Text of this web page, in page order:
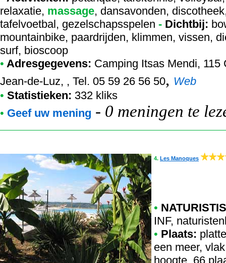
relaxatie, massage, dansavonden,
tafelvoetbal, gezelschapsspelen - Dichtbij:
mountainbike, paardrijden, klimmen, vissen,
surf, bioscoop
• Adresgegevens: Camping Itsas Mendi, 115
Jean-de-Luz, , Tel. 05 59 26 56 50, Web
• Statistieken: 332 kliks
• Geef uw mening - 0 meningen te
4. Les Manoques
•
INF,
• Plaats:
een meer,
hoogte, 66